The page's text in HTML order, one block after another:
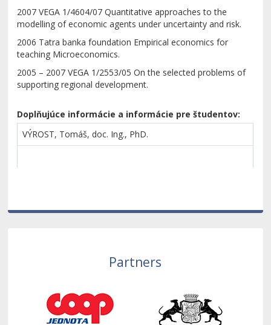
2007 VEGA 1/4604/07 Quantitative approaches to the
modelling of economic agents under uncertainty and risk.
2006 Tatra banka foundation Empirical economics for
teaching Microeconomics.
2005 – 2007 VEGA 1/2553/05 On the selected problems of
supporting regional development.
Doplňujúce informácie a informácie pre študentov:
VÝROST, Tomáš, doc. Ing., PhD.
Partners